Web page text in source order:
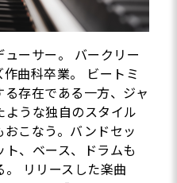
ーサー。 バークリー
曲科卒業。 ビートミ
存在である一方、ジャ
うな独自のスタイル
こなう。バンドセッ
ト、ベース、ドラムも
リリースした楽曲